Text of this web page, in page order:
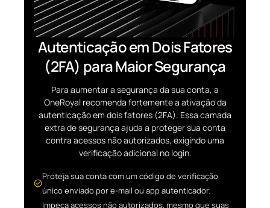
Autenticação em Dois Fatores
(2FA) para Maior Segurança
Para aumentar a segurança da sua conta, a
OneRoyal recomenda fortemente a ativação da
autenticação em dois fatores (2FA). Essa camada
extra de segurança ajuda a proteger sua conta
contra acessos não autorizados, exigindo uma
verificação adicional no login.
Proteja sua conta com um código de verificação
único enviado por e-mail ou app autenticador.
Impeça acessos não autorizados, mesmo que suas